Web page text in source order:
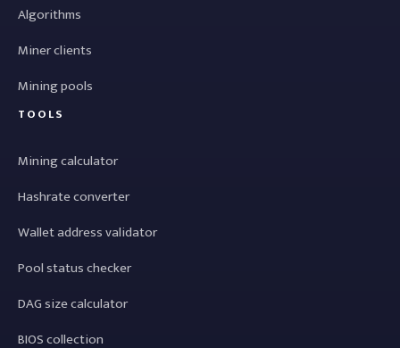
Algorithms
Miner clients
Mining pools
TOOLS
Mining calculator
Hashrate converter
Wallet address validator
Pool status checker
DAG size calculator
BIOS collection